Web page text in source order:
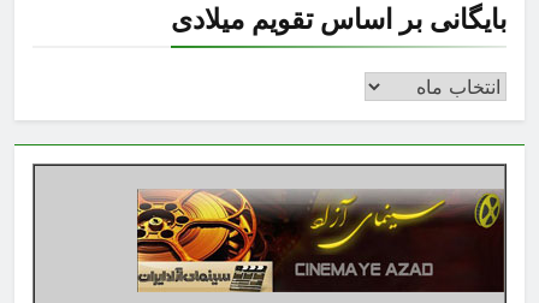
بایگانی بر اساس تقویم میلادی
بایگانی
اساس
تقویم
میلادی